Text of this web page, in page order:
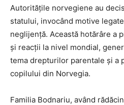
Autoritățile norvegiene au
statului, invocând motive
neglijență. Această hotărâre a
și reacții la nivel mondial,
tema drepturilor parentale și a
copilului din Norvegia.
Familia Bodnariu, având